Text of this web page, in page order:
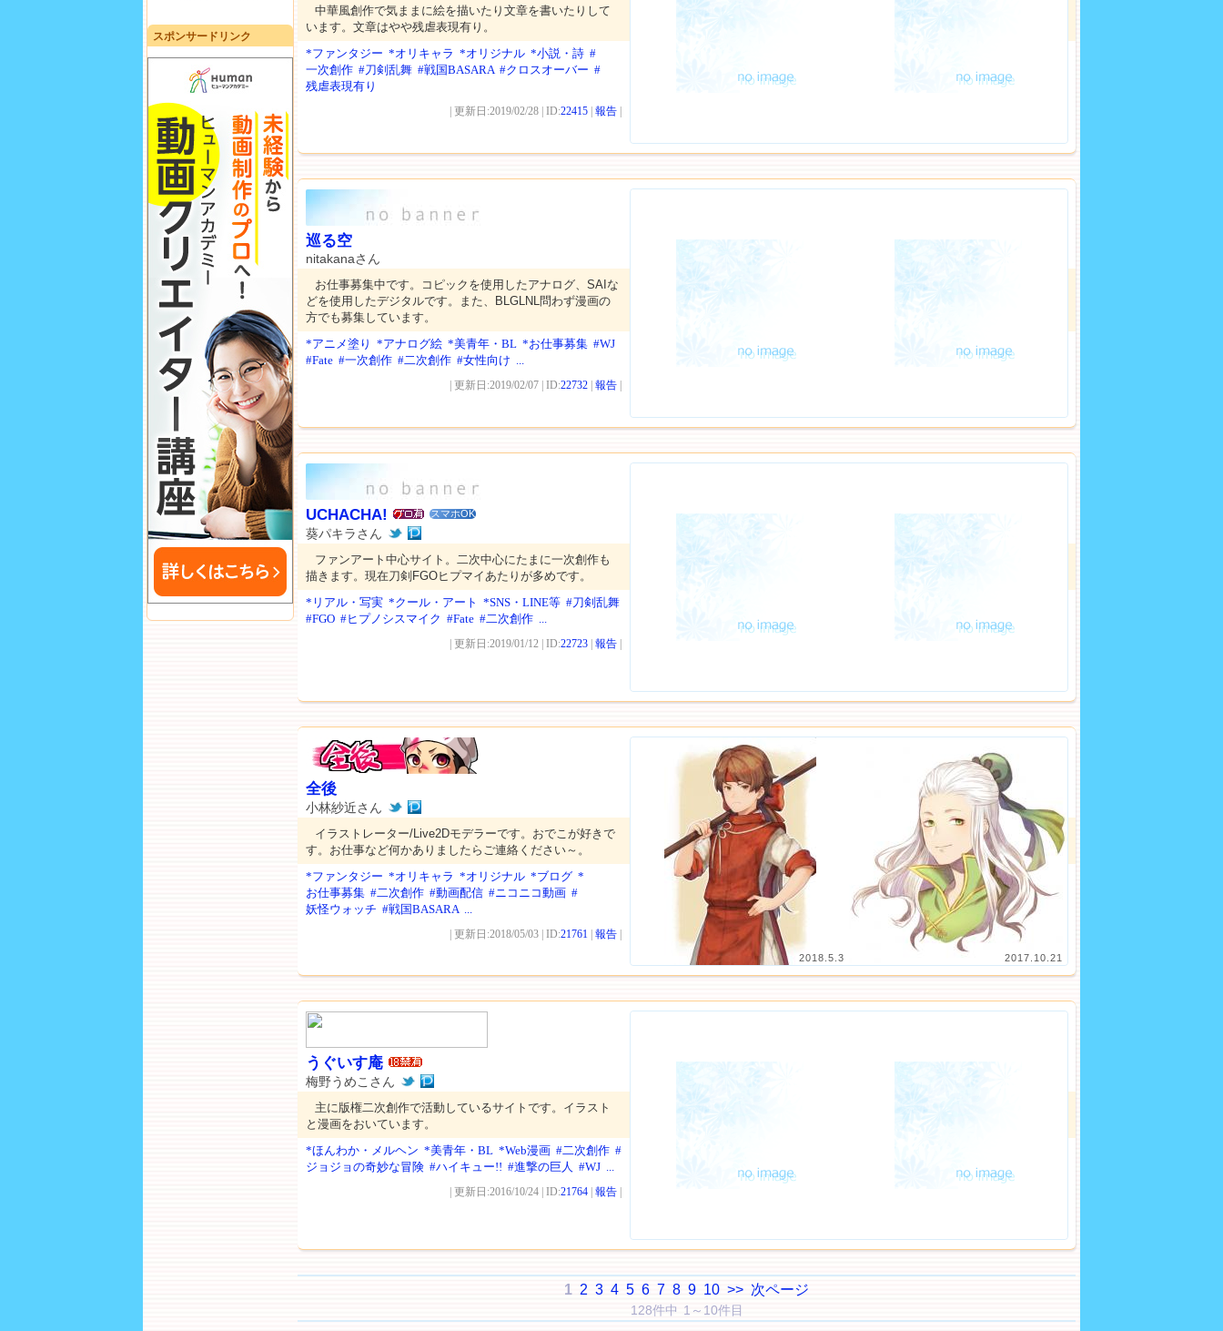
スポンサードリンク
中華風創作で気ままに絵を描いたり文章を書いたりして
います。文章はやや残虐表現有り。
*ファンタジー *オリキャラ *オリジナル *小説・詩 #
一次創作 #刀剣乱舞 #戦国BASARA #クロスオーバー #
残虐表現有り
| 更新日:2019/02/28 | ID:22415 報告
巡る空
nitakanaさん
お仕事募集中です。コピックを使用したアナログ、SAIな
どを使用したデジタルです。また、BLGLNL問わず漫画の
方でも募集しています。
*アニメ塗り *アナログ絵 *美青年・BL *お仕事募集 #WJ
#Fate #一次創作 #二次創作 #女性向け ...
| 更新日:2019/02/07 | ID:22732 報告
UCHACHA! スマホOK
葵パキラさん
ファンアート中心サイト。二次中心にたまに一次創作も
描きます。現在刀剣FGOヒプマイあたりが多めです。
*リアル・写実 *クール・アート *SNS・LINE等 #刀剣乱舞
#FGO #ヒプノシスマイク #Fate #二次創作 ...
| 更新日:2019/01/12 | ID:22723 報告
2018.5.3 2017.10.21
全後
小林紗近さん
イラストレーター/Live2Dモデラーです。おでこが好きで
す。お仕事など何かありましたらご連絡ください～。
*ファンタジー *オリキャラ *オリジナル *ブログ *
お仕事募集 #二次創作 #動画配信 #ニコニコ動画 #
妖怪ウォッチ #戦国BASARA ...
| 更新日:2018/05/03 | ID:21761 報告
うぐいす庵
梅野うめこさん
主に版権二次創作で活動しているサイトです。イラスト
と漫画をおいています。
*ほんわか・メルヘン *美青年・BL *Web漫画 #二次創作 #
ジョジョの奇妙な冒険 #ハイキュー!! #進撃の巨人 #WJ ...
| 更新日:2016/10/24 | ID:21764 報告
1 2 3 4 5 6 7 8 9 10 >> 次ページ
128件中 1～10件目